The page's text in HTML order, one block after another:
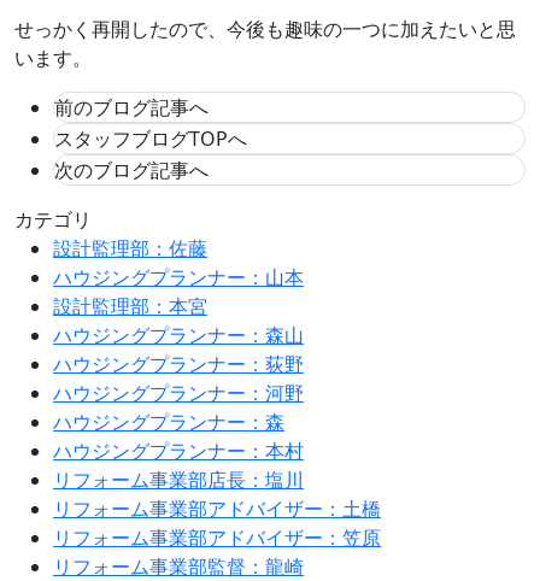
せっかく再開したので、今後も趣味の一つに加えたいと思
います。
前のブログ記事へ
スタッフブログTOPへ
次のブログ記事へ
カテゴリ
設計監理部：佐藤
ハウジングプランナー：山本
設計監理部：本宮
ハウジングプランナー：森山
ハウジングプランナー：荻野
ハウジングプランナー：河野
ハウジングプランナー：森
ハウジングプランナー：本村
リフォーム事業部店長：塩川
リフォーム事業部アドバイザー：土橋
リフォーム事業部アドバイザー：笠原
リフォーム事業部監督：龍崎